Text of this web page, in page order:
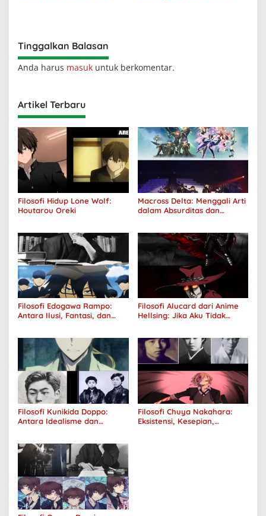
Tinggalkan Balasan
Anda harus masuk untuk berkomentar.
Artikel Terbaru
Filosofi Hidup Lone Wolf:
Houtarou Oreki
Macross Delta: Menggali Arti
dalam Absurditas dan
Filosofi Edogawa Rampo:
Antara Ilusi, Fantasi, dan
Filosofi Alucard dari Anime
Hellsing: Jika Aku Tidak
Filosofi Kunikida Doppo:
Antara Idealisme dan
Filosofi Chuya Nakahara:
Eksistensi, Kesepian,